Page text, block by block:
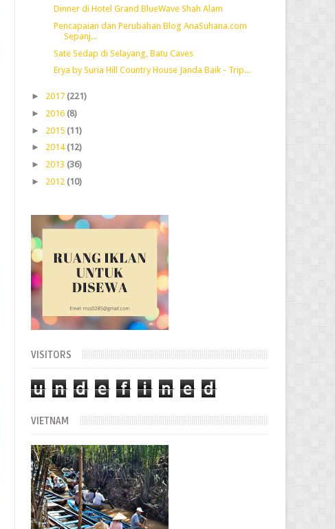
Dinner di Hotel Grand BlueWave Shah Alam
Pencapaian dan Perubahan Blog AnaSuhana.com
Sepanj...
Sate Sedap di Selayang, Batu Caves
Erya by Suria Hill Country House Janda Baik - Trip...
► 2017 (221)
► 2016 (8)
► 2015 (11)
► 2014 (12)
► 2013 (36)
► 2012 (10)
VISITORS
u n d e f i n e d
VIETNAM